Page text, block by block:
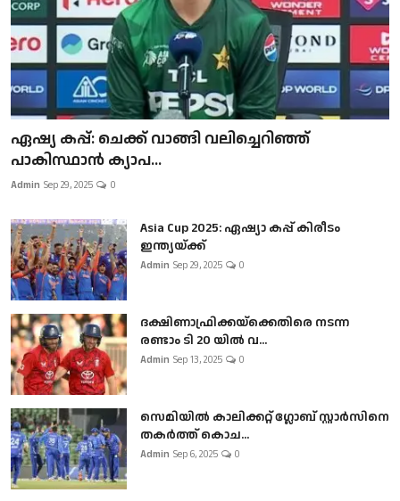
ഏഷ്യ കപ്പ്: ചെക്ക് വാങ്ങി വലിച്ചെറിഞ്ഞ്
പാകിസ്ഥാൻ ക്യാപ...
Admin Sep 29, 2025 0
Asia Cup 2025: ഏഷ്യാ കപ്പ് കിരീടം
ഇന്ത്യയ്ക്ക്
Admin Sep 29, 2025 0
ദക്ഷിണാഫ്രിക്കയ്‌ക്കെതിരെ നടന്ന
രണ്ടാം ടി 20 യിൽ വ...
Admin Sep 13, 2025 0
സെമിയിൽ കാലിക്കറ്റ് ഗ്ലോബ് സ്റ്റാർസിനെ
തകർത്ത് കൊച...
Admin Sep 6, 2025 0